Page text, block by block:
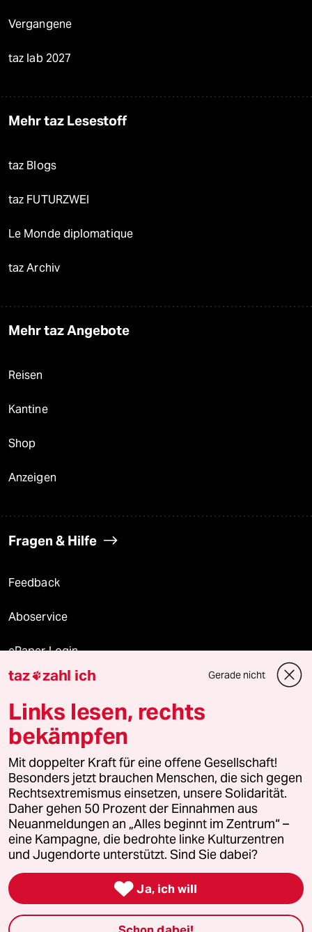
Vergangene
taz lab 2027
Mehr taz Lesestoff
taz Blogs
taz FUTURZWEI
Le Monde diplomatique
taz Archiv
Mehr taz Angebote
Reisen
Kantine
Shop
Anzeigen
Fragen & Hilfe
Feedback
Aboservice
ePaper Login
Downloads für Abonnierende
© 2026 taz Verlags und Vertriebs GmbH
Alle Rechte vorbehalten. Bei rechtlichen Fragen oder für Genehmigungen
wenden Sie sich bitte an
lizenzen@taz.de
Feedback Redaktionsstatut Kommune-Richtlinien
Leitlinie Informant Datenschutz Impressum AGB
Seitenwende Einwilligungen widerrufen (Ads)
taz zahl ich Gerade nicht
Links lesen, rechts
bekämpfen
Mit doppelter Kraft für eine offene Gesellschaft!
Besonders jetzt brauchen Menschen, die sich gegen
Rechtsextremismus einsetzen, unsere Solidarität.
Daher gehen 50 Prozent der Einnahmen aus
Neuanmeldungen an „Alles beginnt im Zentrum“ –
eine Kampagne, die bedrohte linke Kulturzentren
und Jugendorte unterstützt. Sind Sie dabei?
 Ja, ich will